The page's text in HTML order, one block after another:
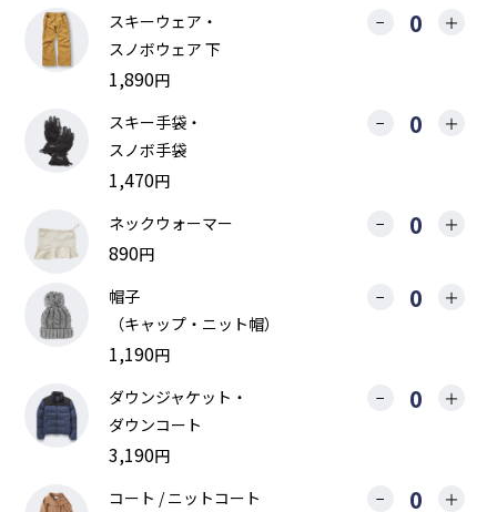
スキーウェア・
スノボウェア 下
1,890円
− ＋
スキー手袋・
スノボ手袋
1,470円
− ＋
ネックウォーマー
890円
− ＋
帽子
（キャップ・ニット帽）
1,190円
− ＋
ダウンジャケット・
ダウンコート
3,190円
− ＋
コート / ニットコート − ＋